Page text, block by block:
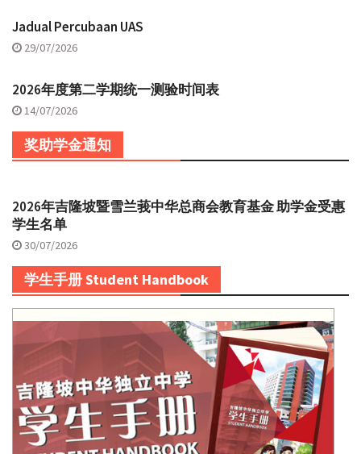
Jadual Percubaan UAS
29/07/2026
2026年度第二学期统一测验时间表
14/07/2026
奖助学金通知
2026年吉隆坡暨雪兰莪中华总商会教育基金 助学金受惠
学生名单
30/07/2026
学生手册 Student Handbook